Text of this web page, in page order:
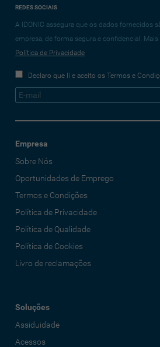
REDES SOCIAIS
A IDONIC assegura que os dados fornecidos
empresa, de forma segura e confidencial.
Política de Privacidade
Declaro que li e aceito os Termos e
Empresa
Sobre Nós
Oportunidades de Emprego
Termos e Condições
Política de Privacidade
Política de Qualidade
Política de Cookies
Livro de reclamações
Soluções
Assiduidade
Acessos